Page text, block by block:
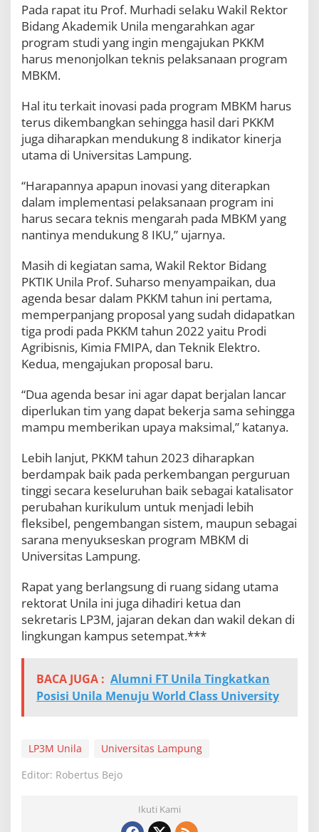
Pada rapat itu Prof. Murhadi selaku Wakil Rektor
Bidang Akademik Unila mengarahkan agar
program studi yang ingin mengajukan PKKM
harus menonjolkan teknis pelaksanaan program
MBKM.
Hal itu terkait inovasi pada program MBKM harus
terus dikembangkan sehingga hasil dari PKKM
juga diharapkan mendukung 8 indikator kinerja
utama di Universitas Lampung.
“Harapannya apapun inovasi yang diterapkan
dalam implementasi pelaksanaan program ini
harus secara teknis mengarah pada MBKM yang
nantinya mendukung 8 IKU,” ujarnya.
Masih di kegiatan sama, Wakil Rektor Bidang
PKTIK Unila Prof. Suharso menyampaikan, dua
agenda besar dalam PKKM tahun ini pertama,
memperpanjang proposal yang sudah didapatkan
tiga prodi pada PKKM tahun 2022 yaitu Prodi
Agribisnis, Kimia FMIPA, dan Teknik Elektro.
Kedua, mengajukan proposal baru.
“Dua agenda besar ini agar dapat berjalan lancar
diperlukan tim yang dapat bekerja sama sehingga
mampu memberikan upaya maksimal,” katanya.
Lebih lanjut, PKKM tahun 2023 diharapkan
berdampak baik pada perkembangan perguruan
tinggi secara keseluruhan baik sebagai katalisator
perubahan kurikulum untuk menjadi lebih
fleksibel, pengembangan sistem, maupun sebagai
sarana menyukseskan program MBKM di
Universitas Lampung.
Rapat yang berlangsung di ruang sidang utama
rektorat Unila ini juga dihadiri ketua dan
sekretaris LP3M, jajaran dekan dan wakil dekan di
lingkungan kampus setempat.***
BACA JUGA : Alumni FT Unila Tingkatkan
Posisi Unila Menuju World Class University
LP3M Unila
Universitas Lampung
Editor: Robertus Bejo
Ikuti Kami